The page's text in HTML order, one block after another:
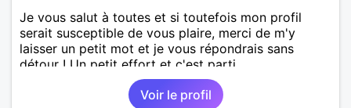
Je vous salut à toutes et si toutefois mon profil
serait susceptible de vous plaire, merci de m'y
laisser un petit mot et je vous répondrais sans
détour ! Un petit effort et c'est parti...
Voir le profil